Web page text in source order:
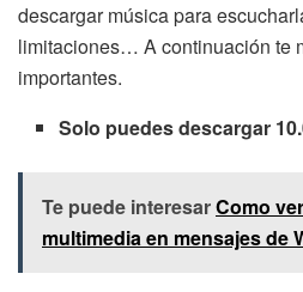
descargar música para
limitaciones… A continuación te
importantes.
Solo puedes descargar
Te puede interesarComo
multimedia en mensajes de